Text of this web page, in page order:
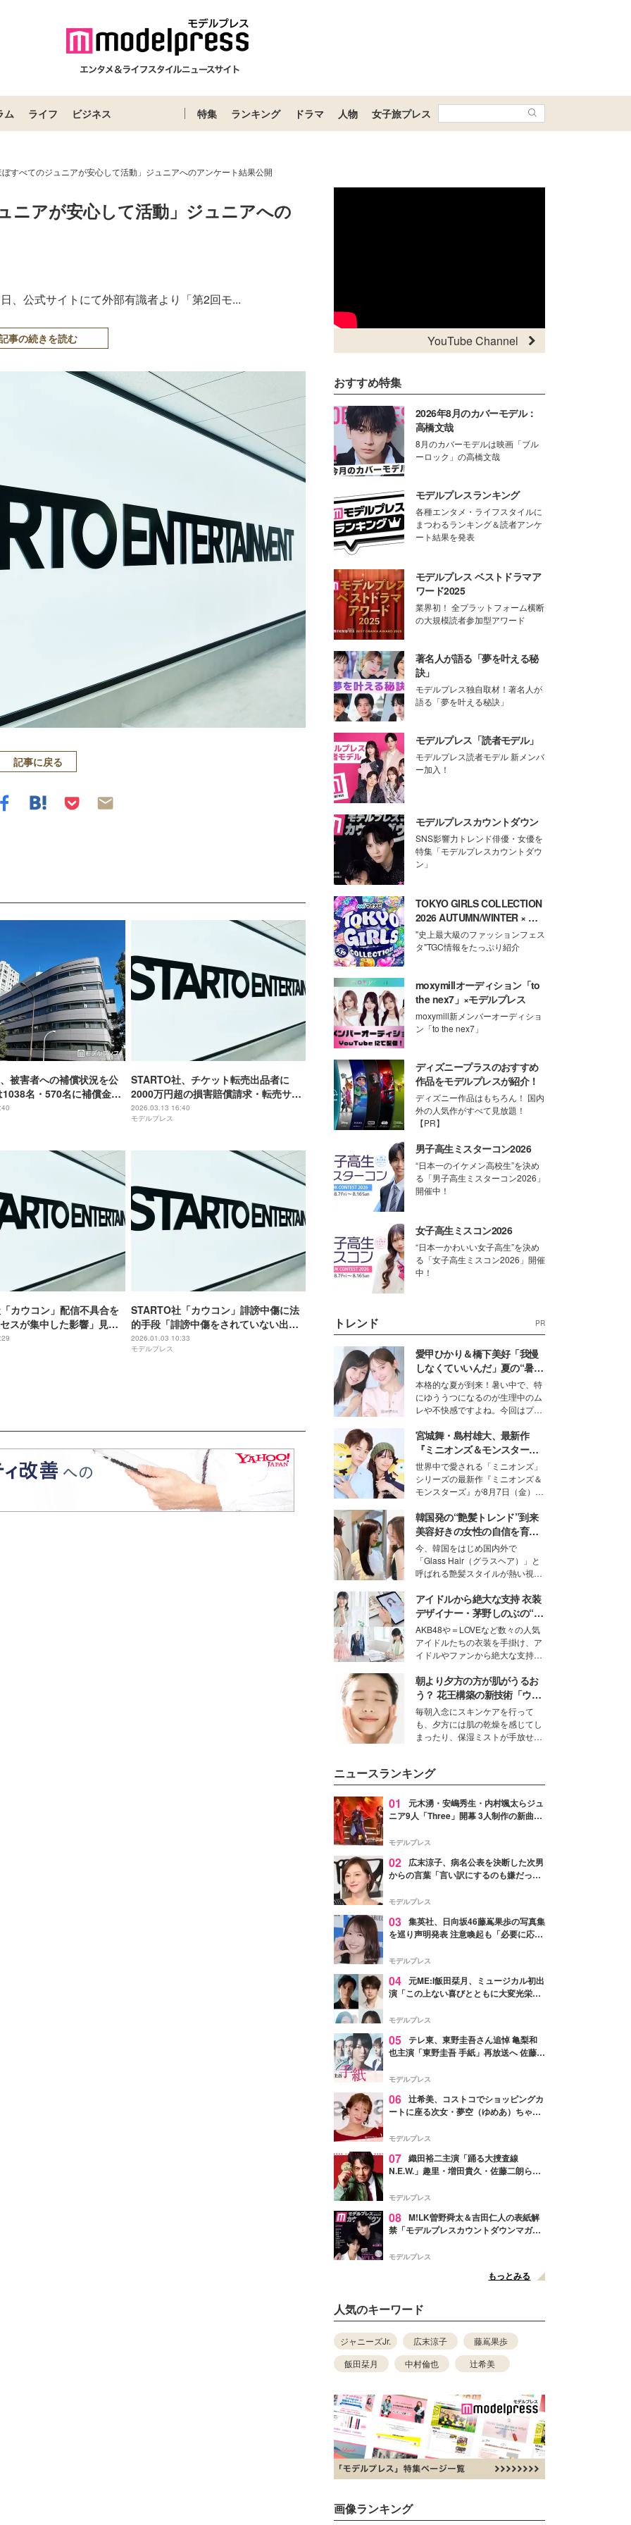
ム ライフ ビジネス 特集 ランキング ドラマ 人物 女子旅プレス
すべてのジュニアが安心して活動」ジュニアへのアンケート結果公開
ニアが安心して活動」ジュニアへの
、公式サイトにて外部有識者より「第2回モ...
事の続きを読む
記事に戻る
被害者への補償状況を公
名・570名に補償金を
STARTO社、チケット転売出品者に
2000万円超の損害賠償請求・転売サイ
トへの訴訟提起発表【全文】
2026.03.13 16:40
モデルプレス
カウコン」配信不具合を
スが集中した影響」見逃
長へ
STARTO社「カウコン」誹謗中傷に法
的手段「誹謗中傷をされていない出演
者たちまでも心を痛め苦しんでおりま
す」
2026.01.03 10:33
モデルプレス
YouTube Channel
おすすめ特集
2026年8月のカバーモデル：
高橋文哉
8月のカバーモデルは映画「ブル
ーロック」の高橋文哉
モデルプレスランキング
各種エンタメ・ライフスタイルに
まつわるランキング＆読者アンケ
ート結果を発表
モデルプレス ベストドラマア
ワード2025
業界初！ 全プラットフォーム横断
の大規模読者参加型アワード
著名人が語る「夢を叶える秘
訣」
モデルプレス独自取材！著名人が
語る「夢を叶える秘訣」
モデルプレス「読者モデル」
モデルプレス読者モデル 新メンバ
ー加入！
モデルプレスカウントダウン
SNS影響力トレンド俳優・女優を
特集「モデルプレスカウントダウ
ン」
TOKYO GIRLS COLLECTION
2026 AUTUMN/WINTER × モ
デルプレス
"史上最大級のファッションフェス
タ"TGC情報をたっぷり紹介
moxymillオーディション「to
the nex7」×モデルプレス
moxymill新メンバーオーディショ
ン「to the nex7」
ディズニープラスのおすすめ
作品をモデルプレスが紹介！
ディズニー作品はもちろん！ 国内
外の人気作がすべて見放題！
【PR】
男子高生ミスターコン2026
“日本一のイケメン高校生”を決め
る「男子高生ミスターコン2026」
開催中！
女子高生ミスコン2026
“日本一かわいい女子高生”を決め
る「女子高生ミスコン2026」開催
中！
トレンド PR
愛甲ひかり＆橋下美好「我慢
しなくていいんだ」夏の“暑さ
対策”の新しい選択肢とは？
本格的な夏が到来！暑い中で、特
にゆううつになるのが生理中のム
レや不快感ですよね。今回はプラ
モデル・愛甲ひかりさんと橋下美
好さんを迎えて本音で女子会トー
ク。猛暑のお出かけを快適に過ご
すヒントや、2人が感動した夏の
生理の新常識にも迫りました。
宮城舞・島村雄大、最新作
『ミニオンズ＆モンスター
ズ』の魅力熱弁 ハチャメチャ
だけじゃない“友情と絆”に感
動
世界中で愛される「ミニオンズ」
シリーズの最新作『ミニオンズ＆
モンスターズ』が8月7日（金）に
ニオン好き”という共通点を持つモ
デルの宮城舞と島村雄大の特別対
談をお届け！それぞれの視点か
ら、今作ならではの魅力や予想外
の感動をもたらす奥深いストーリ
ーについて熱く語り合ってもらっ
た。
韓国発の“艶髪トレンド”到来
美容好きの女性の自信を育む
「ヘアケア事情」って？
今、韓国をはじめ国内外で
「Glass Hair（グラスヘア）」と
呼ばれる艶髪スタイルが熱い視線
ションの完成度を高めるベースと
して、“髪そのものの美しさ”に改
めて注目する人が増えている様
子。今回は、そんな憧れの艶やか
な髪を日常で叶える、美容好きの
女性たちのヘアケア事情を紹介し
ます。
アイドルから絶大な支持 衣装
デザイナー・茅野しのぶの“可
愛い”を作る美学＜「シチズン
クロスシー」インタビュー＞
AKB48や＝LOVEなど数々の人気
アイドルたちの衣装を手掛け、ア
イドルやファンから絶大な支持を
取締役兼クリエイティブディレク
ター・茅野しのぶ。一人ひとりの
個性に寄り添い、魅力を引き出す
衣装作りは、多くの女性たちに勇
気と自信を与え続けている。
朝より夕方の方が肌がうるお
う？ 花王構築の新技術「ウォ
ーターキャプチャリングスキ
ン（捕水肌）」がスキンケア
の常識を変える予感
毎朝入念にスキンケアを行って
も、夕方には肌の乾燥を感じてし
まったり、保湿ミストが手放せな
性を秘めた、革新的な「Water
Capturing Skin（ウォーターキャ
プチャリングスキン：捕水肌）」
技術を、花王が構築した。
ニュースランキング
01
元木湧・安嶋秀生・内村颯太らジュ
ニア9人「Three」開幕 3人制作の新曲＆
進んで夢を掴みたい」【ゲネプロレポ】
モデルプレス
02
広末涼子、病名公表を決断した次男
からの言葉「言い訳にするのも嫌だっ
モデルプレス
03 集英社、日向坂46藤嶌果歩の写真集
を巡り声明発表 注意喚起も「必要に応じ
モデルプレス
04 元ME:I飯田栞月、ミュージカル初出
演「この上ない喜びとともに大変光栄」
ャスト発表
モデルプレス
05 テレ東、東野圭吾さん追悼 亀梨和
也主演「東野圭吾 手紙」再放送へ 佐藤隆
モデルプレス
06 辻希美、コストコでショッピングカ
ートに座る次女・夢空（ゆめあ）ちゃん
ぎ」「成長を感じる」の声
モデルプレス
07 織田裕二主演「踊る大捜査線
N.E.W.」趣里・増田貴久・佐藤二朗ら新
徴する“謎のキーワード”も
モデルプレス
08 M!LK曽野舜太＆吉田仁人の表紙解
禁「モデルプレスカウントダウンマガジ
モデルプレス
もっとみる
人気のキーワード
ジャニーズJr. 広末涼子
藤嶌果歩
飯田栞月
中村倫也 辻希美
画像ランキング